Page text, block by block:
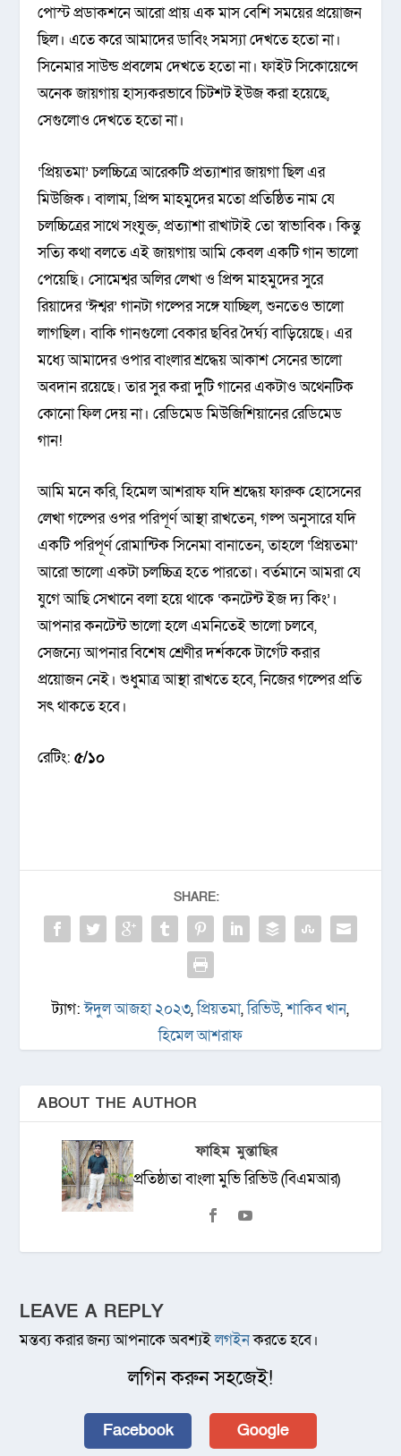
পোস্ট প্রডাকশনে আরো প্রায় এক মাস বেশি সময়ের প্রয়োজন
ছিল। এতে করে আমাদের ডাবিং সমস্যা দেখতে হতো না।
সিনেমার সাউন্ড প্রবলেম দেখতে হতো না। ফাইট সিকোয়েন্সে
অনেক জায়গায় হাস্যকরভাবে চিটশট ইউজ করা হয়েছে,
সেগুলোও দেখতে হতো না।
‘প্রিয়তমা’ চলচ্চিত্রে আরেকটি প্রত্যাশার জায়গা ছিল এর
মিউজিক। বালাম, প্রিন্স মাহমুদের মতো প্রতিষ্ঠিত নাম যে
চলচ্চিত্রের সাথে সংযুক্ত, প্রত্যাশা রাখাটাই তো স্বাভাবিক। কিন্তু
সত্যি কথা বলতে এই জায়গায় আমি কেবল একটি গান ভালো
পেয়েছি। সোমেশ্বর অলির লেখা ও প্রিন্স মাহমুদের সুরে
রিয়াদের ‘ঈশ্বর’ গানটা গল্পের সঙ্গে যাচ্ছিল, শুনতেও ভালো
লাগছিল। বাকি গানগুলো বেকার ছবির দৈর্ঘ্য বাড়িয়েছে। এর
মধ্যে আমাদের ওপার বাংলার শ্রদ্ধেয় আকাশ সেনের ভালো
অবদান রয়েছে। তার সুর করা দুটি গানের একটাও অথেনটিক
কোনো ফিল দেয় না। রেডিমেড মিউজিশিয়ানের রেডিমেড
গান!
আমি মনে করি, হিমেল আশরাফ যদি শ্রদ্ধেয় ফারুক হোসেনের
লেখা গল্পের ওপর পরিপূর্ণ আস্থা রাখতেন, গল্প অনুসারে যদি
একটি পরিপূর্ণ রোমান্টিক সিনেমা বানাতেন, তাহলে ‘প্রিয়তমা’
আরো ভালো একটা চলচ্চিত্র হতে পারতো। বর্তমানে আমরা যে
যুগে আছি সেখানে বলা হয়ে থাকে ‘কনটেন্ট ইজ দ্য কিং’।
আপনার কনটেন্ট ভালো হলে এমনিতেই ভালো চলবে,
সেজন্যে আপনার বিশেষ শ্রেণীর দর্শককে টার্গেট করার
প্রয়োজন নেই। শুধুমাত্র আস্থা রাখতে হবে, নিজের গল্পের প্রতি
সৎ থাকতে হবে।
রেটিং:৫/১০
SHARE:
ট্যাগ:ঈদুল আজহা ২০২৩,প্রিয়তমা,রিভিউ,শাকিব খান,
হিমেল আশরাফ
ABOUT THE AUTHOR
ফাহিম মুন্তাছির
প্রতিষ্ঠাতা বাংলা মুভি রিভিউ (বিএমআর)
LEAVE A REPLY
মন্তব্য করার জন্য আপনাকে অবশ্যইলগইনকরতে হবে।
লগিন করুন সহজেই!
Facebook Google